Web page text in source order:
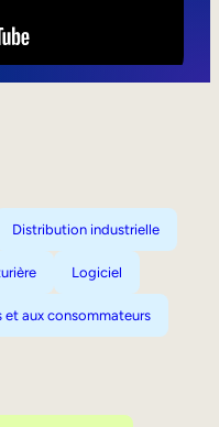
Distribution industrielle
Logiciel
et aux consommateurs